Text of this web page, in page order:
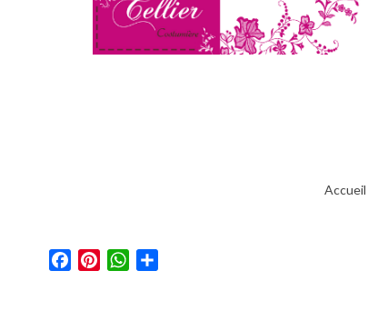
Accueil
FacebookPinterestWhatsApp